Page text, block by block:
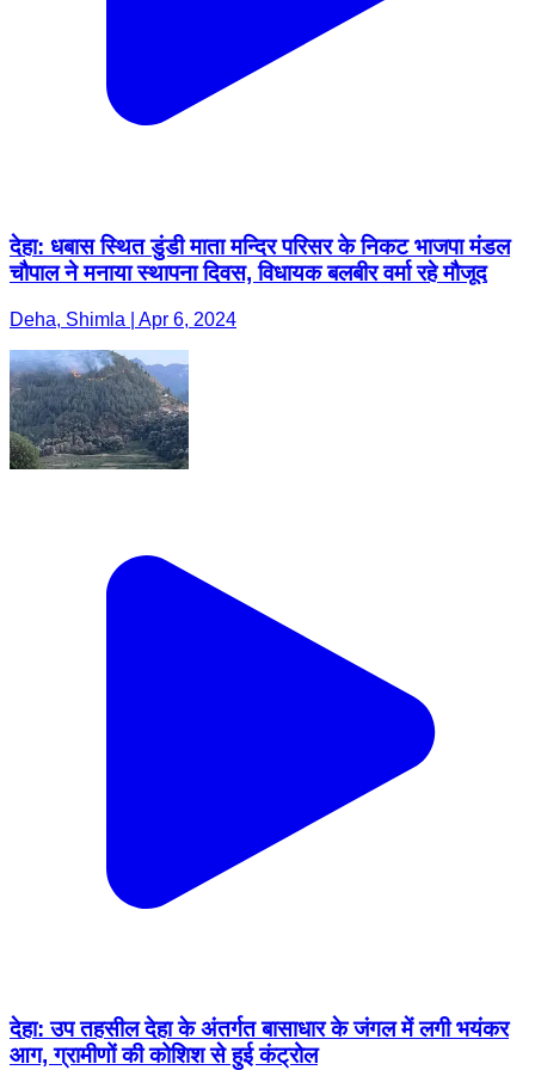
देहा: धबास स्थित डुंडी माता मन्दिर परिसर के निकट भाजपा मंडल
चौपाल ने मनाया स्थापना दिवस, विधायक बलबीर वर्मा रहे मौजूद
Deha, Shimla | Apr 6, 2024
देहा: उप तहसील देहा के अंतर्गत बासाधार के जंगल में लगी भयंकर
आग, ग्रामीणों की कोशिश से हुई कंट्रोल